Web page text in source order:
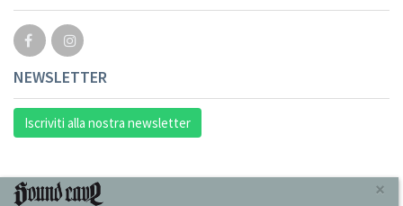
NEWSLETTER
Iscriviti alla nostra newsletter
INFORMAZIONI ×